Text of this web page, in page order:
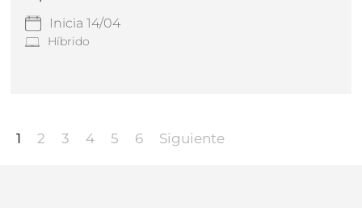
Inicia 14/04
Híbrido
1 2 3 4 5 6 Siguiente